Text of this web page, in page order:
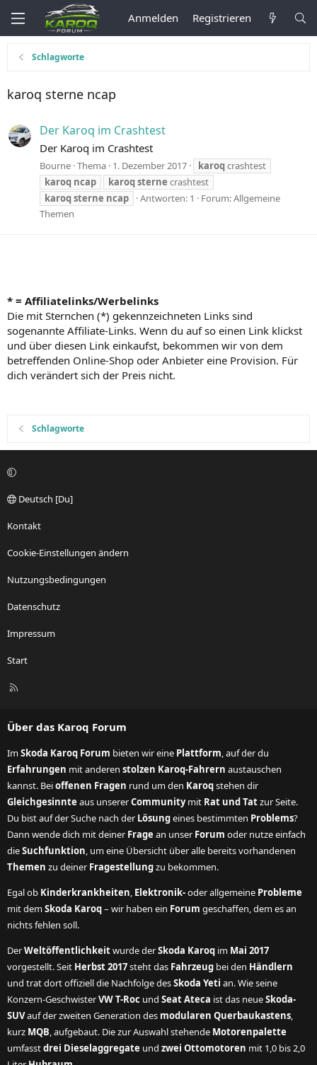
Anmelden Registrieren
Schlagworte
karoq sterne ncap
Der Karoq im Crashtest
Der Karoq im Crashtest
Bourne Thema 1. Dezember 2017 karoqcrashtest
karoq ncap karoqsterne crashtest
karoqsterne ncap Antworten: 1 Forum:Allgemeine
Themen
* = Affiliatelinks/Werbelinks
Die mit Sternchen (*) gekennzeichneten Links sind
sogenannte Affiliate-Links. Wenn du auf so einen Link klickst
und über diesen Link einkaufst, bekommen wir von dem
betreffenden Online-Shop oder Anbieter eine Provision. Für
dich verändert sich der Preis nicht.
Schlagworte
Deutsch [Du]
Kontakt
Cookie-Einstellungen ändern
Nutzungsbedingungen
Datenschutz
Impressum
Start
R
Über das Karoq Forum
ImSkoda Karoq Forum bieten wir eine Plattform, auf der du
Erfahrungen mit anderen stolzen Karoq-Fahrern austauschen
kannst. Beioffenen Fragen rund um den Karoqstehen dir
Gleichgesinnte aus unsererCommunitymit Rat und Tatzur Seite.
Du bist auf der Suche nach der Lösungeines bestimmten Problems?
Dann wende dich mit deiner Frage an unser Forum oder nutze einfach
dieSuchfunktion, um eine Übersicht über alle bereits vorhandenen
Themen zu deiner Fragestellungzu bekommen.
Egal ob Kinderkrankheiten, Elektronik-oder allgemeine Probleme
mit demSkoda Karoq– wir haben ein Forum geschaffen, dem es an
nichts fehlen soll.
DerWeltöffentlichkeitwurde derSkoda Karoq im Mai 2017
vorgestellt. Seit Herbst 2017steht das Fahrzeug bei den Händlern
und trat dort offiziell die Nachfolge desSkoda Yeti an. Wie seine
Konzern-GeschwisterVW T-Roc und Seat Ateca ist das neueSkoda-
SUVauf der zweiten Generation des modularen Querbaukastens,
kurz MQB, aufgebaut. Die zur Auswahl stehende Motorenpalette
umfasstdrei Dieselaggregate und zwei Ottomotoren mit 1,0 bis 2,0